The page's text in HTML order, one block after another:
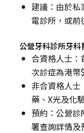
建議：由於私
電診所，或前
公營牙科診所牙科
合資格人士：
次診症為港幣
非合資格人士
藥、X光及化
預約：公營診
署查詢詳情及